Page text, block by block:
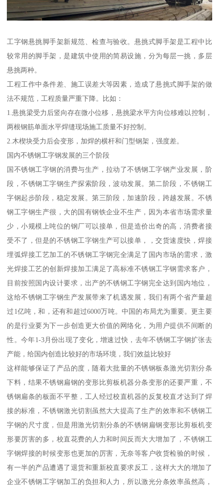
工字钢悬挑脚手架新规范、检查与验收。悬挑式脚手架是工程中比
较常用的脚手架，是建筑中使用的简易设施，分为每层一挑，多层
悬挑两种。
工程工作中条件差、施工误差大等因素，造成了悬挑式脚手架的做
法不规范，工程质量严重下降。比如：
1.悬挑梁受力后竖向存在微小位移，悬挑梁水平方向位移难以控制，
两根钢筋单面水平焊缝现场施工质量不好控制。
2.木楔块受力后会变形，加焊的横杆和门型钢架，强度差。
国内不锈钢工字钢发展的三个阶段
国不锈钢工字钢的消费与生产，拉动了不锈钢工字钢产业发展，阶
段，不锈钢工字钢生产探索阶段，波动发展。第二阶段，不锈钢工
字钢起步阶段，稳定发展。第三阶段，加速阶段，跨越发展。不锈
钢工字钢生产很，大的国有钢铁企业不生产，因为本省市场需求量
少，小规模上吨位的钢厂可以接单，但是造价出奇的高，消费者接
受不了，但是的不锈钢工字钢生产可以接单，，交货速度快，焊接
埋弧焊接工艺加工的不锈钢工字钢完全满足了国内市场的需求，激
光焊接工艺的创新焊接加工满足了高标准不锈钢工字钢需求客户，
目前按照国内设计要求，出产的不锈钢工字钢完全达到国内地位，
这给不锈钢工字钢生产发展带来了机遇发展，我们有两个省产量超
过1亿吨，和，还有和超过6000万吨。中国的布局尤为重要。更主要
的是行业要为下一步创造更大价值的网络化，为用户提供不间断的
性。今年1-3月份出现了变化，增速过快，去年不锈钢工字钢扩张去
产能，给国内创造比较好的市场环境，我们效益比较好
这样能够保证了产品的度，随着大批量的不锈钢板条激光切割分条
下料，结果不锈钢扁钢的变形比剪板机器分条变形的还要严重，不
锈钢扁条的板面不平整，工人经过校直机器的反复校直才达到了焊
接的标准，不锈钢激光切割虽然大大提高了生产的效率和不锈钢工
字钢的尺寸度，但是用激光切割分条的不锈钢扁钢变形比剪板机变
形要厉害的多，校直花费的人力和时间反而大大增加了，不锈钢工
字钢焊接的时候变形也更加的厉害，无奈等客户收货检验的时候，
有一半的产品遭遇了退货和重新校直要求反工，这样大大的增加了
企业不锈钢工字钢加工的负担和人力，所以激光分条效率虽然高，